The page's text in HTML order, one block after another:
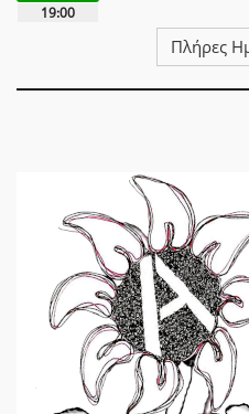
19:00
Πλήρες